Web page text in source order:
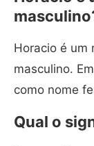
Horacio é um
masculino.
como nome
Qual o